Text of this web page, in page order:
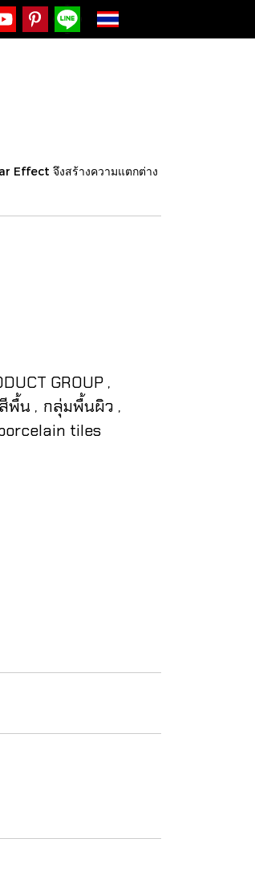
TH
Effect จึงสร้างความแตกต่าง
GROUP ,
พื้น , กลุ่มพื้นผิว ,
tiles